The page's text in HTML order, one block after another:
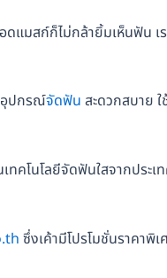
แมสก์ก็ไม่กล้ายิ้มเห็นฟัน เ
อุปกรณ์จัดฟัน สะดวกสบาย
คโนโลยีจัดฟันใสจากประเ
ซึ่งเค้ามีโปรโมชั่นราคาพิ